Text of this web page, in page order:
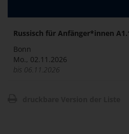
Russisch für Anfänger*innen
Bonn
Mo., 02.11.2026
bis 06.11.2026